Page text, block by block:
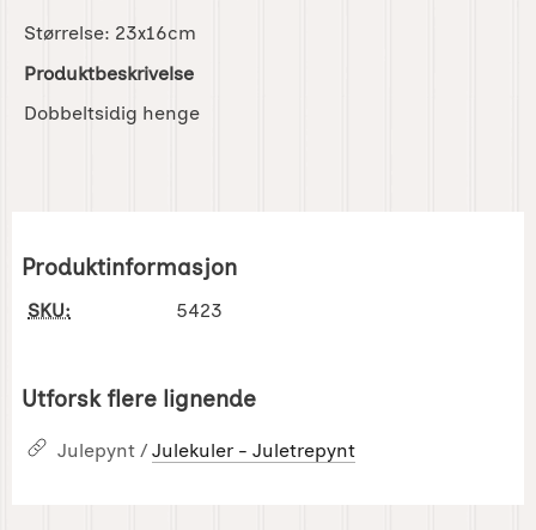
Størrelse: 23x16cm
Produktbeskrivelse
Dobbeltsidig henge
Produktinformasjon
SKU: 5423
Utforsk flere lignende
Julepynt / Julekuler - Juletrepynt